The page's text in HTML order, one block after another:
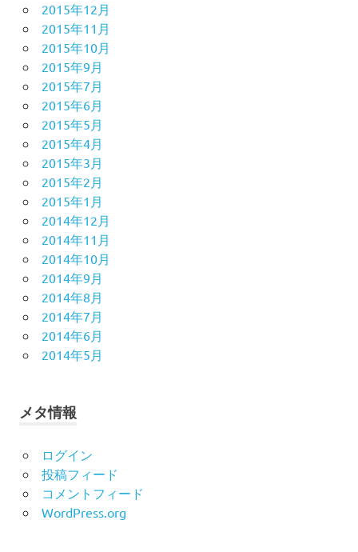
2015年12月
2015年11月
2015年10月
2015年9月
2015年7月
2015年6月
2015年5月
2015年4月
2015年3月
2015年2月
2015年1月
2014年12月
2014年11月
2014年10月
2014年9月
2014年8月
2014年7月
2014年6月
2014年5月
メタ情報
ログイン
投稿フィード
コメントフィード
WordPress.org